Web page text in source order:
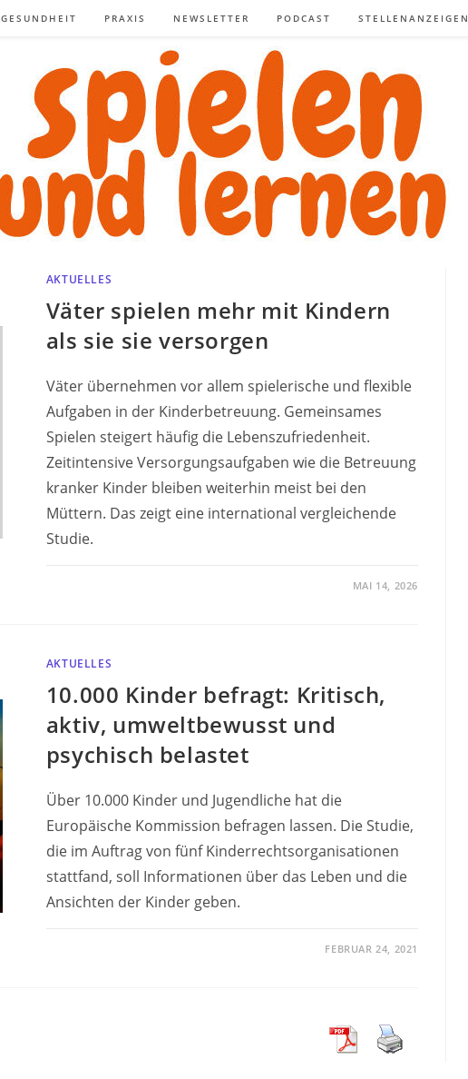
GESUNDHEIT PRAXIS NEWSLETTER PODCAST STELLENANZEIGEN
AKTUELLES
Väter spielen mehr mit Kindern
als sie sie versorgen
Väter übernehmen vor allem spielerische und flexible
Aufgaben in der Kinderbetreuung. Gemeinsames
Spielen steigert häufig die Lebenszufriedenheit.
Zeitintensive Versorgungsaufgaben wie die Betreuung
kranker Kinder bleiben weiterhin meist bei den
Müttern. Das zeigt eine international vergleichende
Studie.
MAI 14, 2026
AKTUELLES
10.000 Kinder befragt: Kritisch,
aktiv, umweltbewusst und
psychisch belastet
Über 10.000 Kinder und Jugendliche hat die
Europäische Kommission befragen lassen. Die Studie,
die im Auftrag von fünf Kinderrechtsorganisationen
stattfand, soll Informationen über das Leben und die
Ansichten der Kinder geben.
FEBRUAR 24, 2021